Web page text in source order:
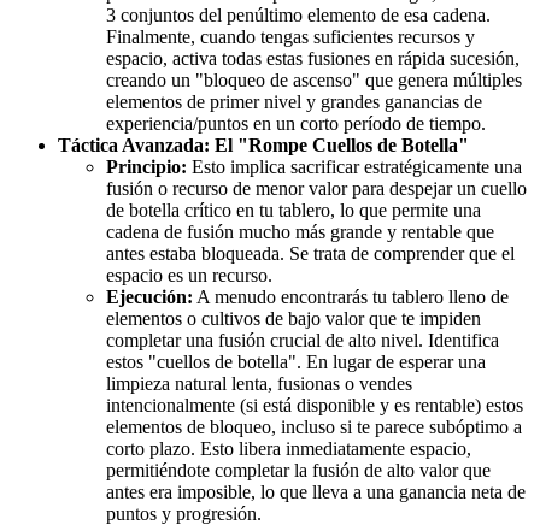
3 conjuntos del penúltimo elemento de esa cadena.
Finalmente, cuando tengas suficientes recursos y
espacio, activa todas estas fusiones en rápida sucesión,
creando un "bloqueo de ascenso" que genera múltiples
elementos de primer nivel y grandes ganancias de
experiencia/puntos en un corto período de tiempo.
Táctica Avanzada: El "Rompe Cuellos de Botella"
Principio: Esto implica sacrificar estratégicamente una
fusión o recurso de menor valor para despejar un cuello
de botella crítico en tu tablero, lo que permite una
cadena de fusión mucho más grande y rentable que
antes estaba bloqueada. Se trata de comprender que el
espacio es un recurso.
Ejecución: A menudo encontrarás tu tablero lleno de
elementos o cultivos de bajo valor que te impiden
completar una fusión crucial de alto nivel. Identifica
estos "cuellos de botella". En lugar de esperar una
limpieza natural lenta, fusionas o vendes
intencionalmente (si está disponible y es rentable) estos
elementos de bloqueo, incluso si te parece subóptimo a
corto plazo. Esto libera inmediatamente espacio,
permitiéndote completar la fusión de alto valor que
antes era imposible, lo que lleva a una ganancia neta de
puntos y progresión.